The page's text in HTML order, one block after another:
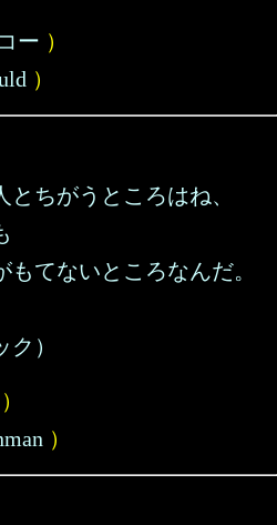
ー ）
）
ちがうところはね、
てないところなんだ。
）
）
）